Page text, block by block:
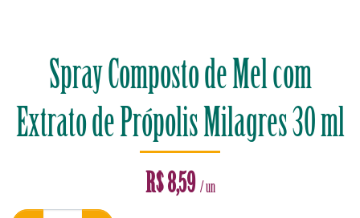
Spray Composto de Mel com
Extrato de Própolis Milagres 30 ml
R$8,59 / un